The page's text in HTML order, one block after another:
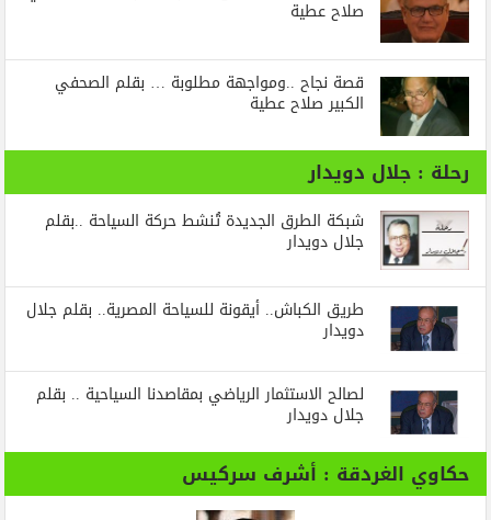
صلاح عطية
قصة نجاح ..ومواجهة مطلوبة … بقلم الصحفي
الكبير صلاح عطية
رحلة : جلال دويدار
شبكة الطرق الجديدة تُنشط حركة السياحة ..بقلم
جلال دويدار
طريق الكباش.. أيقونة للسياحة المصرية.. بقلم جلال
دويدار
لصالح الاستثمار الرياضي بمقاصدنا السياحية .. بقلم
جلال دويدار
حكاوي الغردقة : أشرف سركيس